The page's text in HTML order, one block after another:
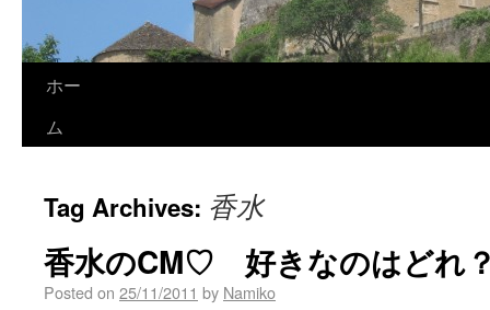
ホー
ム
Tag Archives: 香水
香水のCM♡ 好きなのはどれ
Posted on 25/11/2011 by Namiko